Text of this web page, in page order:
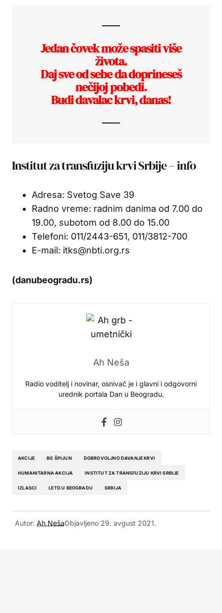
Jedan čovek može spasiti više
života.
Daj sve od sebe da doprineseš
nečijoj pobedi.
Budi davalac krvi, danas!
Institut za transfuziju krvi Srbije – info
Adresa: Svetog Save 39
Radno vreme: radnim danima od 7.00 do
19.00, subotom od 8.00 do 15.00
Telefoni: 011/2443-651, 011/3812-700
E-mail: itks@nbti.org.rs
(danubeogradu.rs)
Ah Neša
Radio voditelj i novinar, osnivač je i glavni i odgovorni
urednik portala Dan u Beogradu.
AKCIJE BG ŠPIJUN DOBROVOLJNO DAVANJE KRVI
HUMANITARNA AKCIJA INSTITUT ZA TRANSFUZIJU KRVI SRBIJE
IZLASCI LETO U BEOGRADU SRBIJA
Autor: Ah NešaObjavljeno 29. avgust 2021.